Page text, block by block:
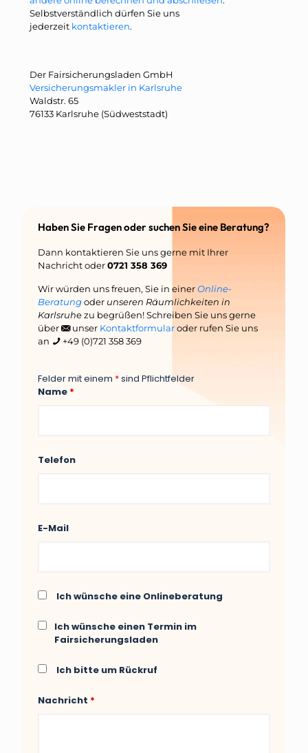
Selbstverständlich dürfen Sie uns
jederzeit kontaktieren.
Der Fairsicherungsladen GmbH
Versicherungsmakler in Karlsruhe
Waldstr. 65
76133 Karlsruhe (Südweststadt)
Haben Sie Fragen oder suchen Sie eine Beratung?
Dann kontaktieren Sie uns gerne mit Ihrer
Nachricht oder0721 358 369
Wir würden uns freuen, Sie in einerOnline-
Beratungoder unseren Räumlichkeiten in
Karlsruhe zu begrüßen! Schreiben Sie uns gerne
über
unser Kontaktformularoder rufen Sie uns
an
+49 (0)721 358 369
Felder mit einem *sind Pflichtfelder
Name *
Telefon
E-Mail
Ich wünsche eine Onlineberatung
Ich wünsche einen Termin im
Fairsicherungsladen
Ich bitte um Rückruf
Nachricht *